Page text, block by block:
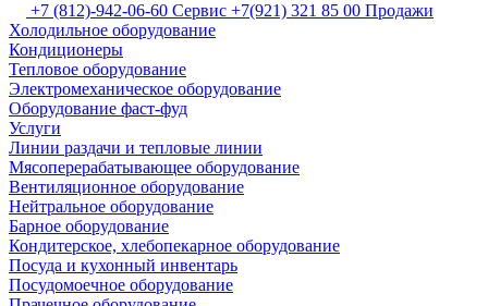
+7 (812)-942-06-60 Сервис +7(921) 321 85 00 Продажи
Холодильное оборудование
Кондиционеры
Тепловое оборудование
Электромеханическое оборудование
Оборудование фаст-фуд
Услуги
Линии раздачи и тепловые линии
Мясоперерабатывающее оборудование
Вентиляционное оборудование
Нейтральное оборудование
Барное оборудование
Кондитерское, хлебопекарное оборудование
Посуда и кухонный инвентарь
Посудомоечное оборудование